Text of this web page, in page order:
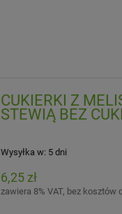
CUKIERKI Z
STEWIĄ BEZ
Wysyłka w: 5 dni
6,25 zł
zawiera 8% VAT, bez kosztów